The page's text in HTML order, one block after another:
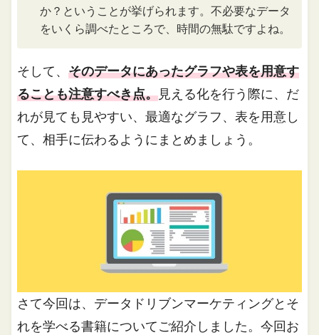
か？ということが挙げられます。不必要なデータ
をいくら調べたところで、時間の無駄ですよね。
そして、そのデータにあったグラフや表を用意す
ることも注意すべき点。見える化を行う際に、だ
れが見ても見やすい、最適なグラフ、表を用意し
て、相手に伝わるようにまとめましょう。
さて今回は、データドリブンマーケティングとそ
れを学べる書籍についてご紹介しました。今回お